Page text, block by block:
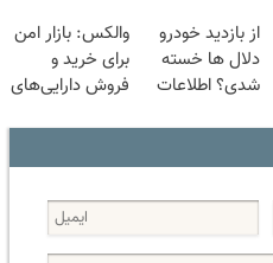
یک تماس
خریدار واقعی*
از بازدید خودرو
دلال ها خسته
شدی؟ اطلاعات
والکس: بازار امن
برای خرید و
فروش دارایی‌های